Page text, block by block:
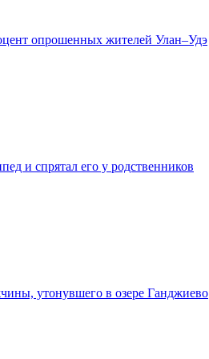
опрошенных жителей Улан–Удэ
и спрятал его у родственников
утонувшего в озере Ганджиево